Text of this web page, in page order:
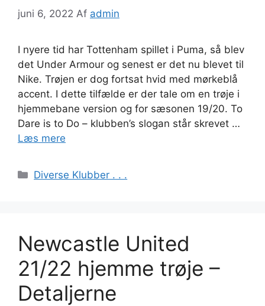
juni 6, 2022 Af admin
I nyere tid har Tottenham spillet i Puma, så blev
det Under Armour og senest er det nu blevet til
Nike. Trøjen er dog fortsat hvid med mørkeblå
accent. I dette tilfælde er der tale om en trøje i
hjemmebane version og for sæsonen 19/20. To
Dare is to Do – klubben’s slogan står skrevet …
Læs mere
Kategorier
Diverse Klubber . . .
Newcastle United
21/22 hjemme trøje –
Detaljerne